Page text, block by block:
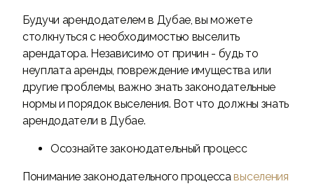
Будучи арендодателем в Дубае, вы можете
столкнуться с необходимостью выселить
арендатора. Независимо от причин - будь то
неуплата аренды, повреждение имущества или
другие проблемы, важно знать законодательные
нормы и порядок выселения. Вот что должны знать
арендодатели в Дубае.
Осознайте законодательный процесс
Понимание законодательного процессавыселения